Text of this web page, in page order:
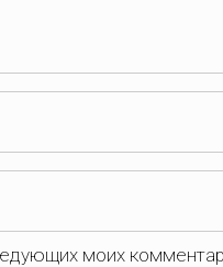
моих